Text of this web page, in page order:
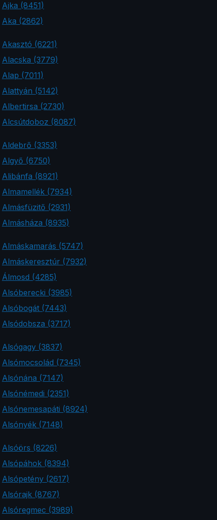
Ajka (8451)
Aka (2862)
Akasztó (6221)
Alacska (3779)
Alap (7011)
Alattyán (5142)
Albertirsa (2730)
Alcsútdoboz (8087)
Aldebrő (3353)
Algyő (6750)
Alibánfa (8921)
Almamellék (7934)
Almásfüzitő (2931)
Almásháza (8935)
Almáskamarás (5747)
Almáskeresztúr (7932)
Álmosd (4285)
Alsóberecki (3985)
Alsóbogát (7443)
Alsódobsza (3717)
Alsógagy (3837)
Alsómocsolád (7345)
Alsónána (7147)
Alsónémedi (2351)
Alsónemesapáti (8924)
Alsónyék (7148)
Alsóörs (8226)
Alsópáhok (8394)
Alsópetény (2617)
Alsórajk (8767)
Alsóregmec (3989)